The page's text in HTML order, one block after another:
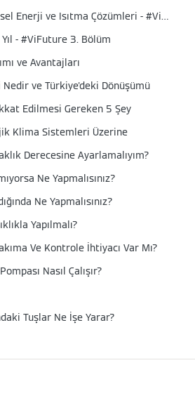
Viessmann Sistemsel Enerji ve Isıtma Çözümleri - #ViFuture 4. Bölüm
- #ViFuture 3. Bölüm
ve Avantajları
ve Türkiye'deki Dönüşümü
Edilmesi Gereken 5 Şey
Klima Sistemleri Üzerine
Derecesine Ayarlamalıyım?
Ne Yapmalısınız?
Ne Yapmalısınız?
Yapılmalı?
Ve Kontrole İhtiyacı Var Mı?
Nasıl Çalışır?
Tuşlar Ne İşe Yarar?